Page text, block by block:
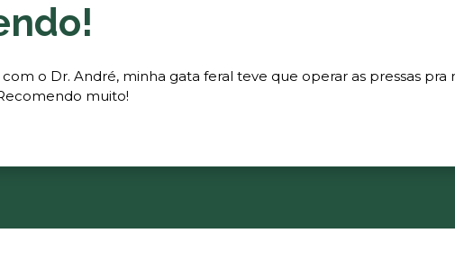
o Dr. André, minha gata feral teve que operar as pressas
muito!